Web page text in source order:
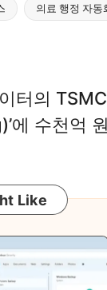
의료 행정 자동
터의
에 수천억
Like